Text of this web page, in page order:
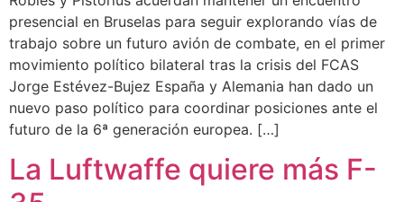
presencial en Bruselas para seguir explorando vías de
trabajo sobre un futuro avión de combate, en el primer
movimiento político bilateral tras la crisis del FCAS
Jorge Estévez-Bujez España y Alemania han dado un
nuevo paso político para coordinar posiciones ante el
futuro de la 6ª generación europea. […]
La Luftwaffe quiere más F-